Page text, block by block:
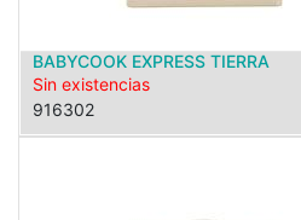
BABYCOOK EXPRESS TIERRA
Sin existencias
916302